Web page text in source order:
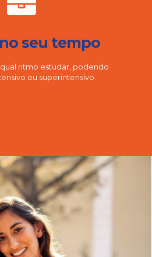
seu tempo
ritmo estudar, podendo
ou superintensivo.